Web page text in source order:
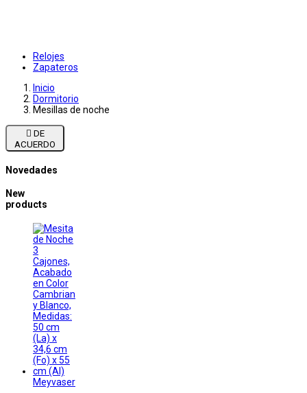
Relojes
Zapateros
Inicio
Dormitorio
Mesillas de noche

ACUERDO
Novedades
New
products
Meyvaser